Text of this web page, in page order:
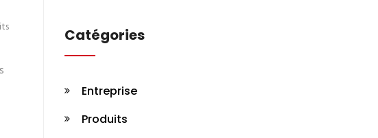
Catégories
Entreprise
Produits